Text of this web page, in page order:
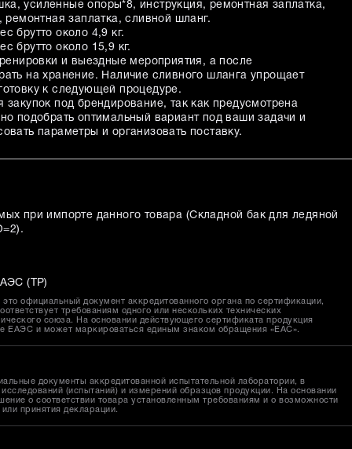
усиленные опоры*8, инструкция, ремонтная заплатка,
ремонтная заплатка, сливной шланг.
брутто около 4,9 кг.
брутто около 15,9 кг.
и выездные мероприятия, а после
на хранение. Наличие сливного шланга упрощает
к следующей процедуре.
закупок под брендирование, так как предусмотрена
подобрать оптимальный вариант под ваши задачи и
параметры и организовать поставку.
при импорте данного товара (Складной бак для ледяной
).
(ТР)
официальный документ аккредитованного органа по сертификации,
требованиям одного или нескольких технических
союза. На основании действующего сертификата продукция
ЕАЭС и может маркироваться единым знаком обращения «EAC».
документы аккредитованной испытательной лаборатории, в
(испытаний) и измерений образцов продукции. На основании
о соответствии товара установленным требованиям и о возможности
принятия декларации.